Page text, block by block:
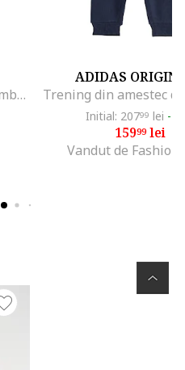
Trening din amestec de bumbac cu logo, Albastru ultramarin
ADIDAS
Initial: 20799 lei -
15999lei
Vandut de Fashion